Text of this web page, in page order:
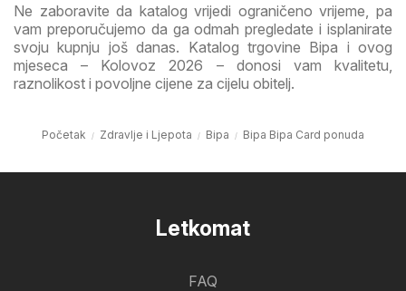
Ne zaboravite da katalog vrijedi ograničeno vrijeme, pa
vam preporučujemo da ga odmah pregledate i isplanirate
svoju kupnju još danas. Katalog trgovine Bipa i ovog
mjeseca – Kolovoz 2026 – donosi vam kvalitetu,
raznolikost i povoljne cijene za cijelu obitelj.
Početak Zdravlje i Ljepota Bipa Bipa Bipa Card ponuda
Letkomat
FAQ